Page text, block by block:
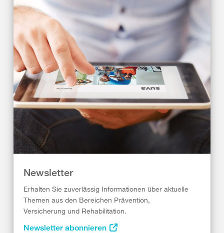
Newsletter
Erhalten Sie zuverlässig Informationen über aktuelle
Themen aus den Bereichen Prävention,
Versicherung und Rehabilitation.
Newsletter abonnieren